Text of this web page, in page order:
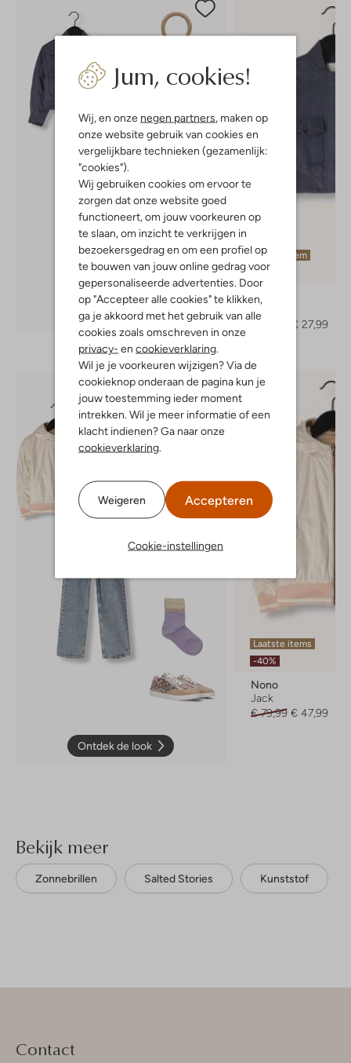
Jum, cookies!
Wij, en onze negen partners, maken op
onze website gebruik van cookies en
vergelijkbare technieken (gezamenlijk:
"cookies").
Wij gebruiken cookies om ervoor te
zorgen dat onze website goed
functioneert, om jouw voorkeuren op
te slaan, om inzicht te verkrijgen in
bezoekersgedrag en om een profiel op
te bouwen van jouw online gedrag voor
gepersonaliseerde advertenties. Door
op "Accepteer alle cookies" te klikken,
ga je akkoord met het gebruik van alle
cookies zoals omschreven in onze
privacy- en cookieverklaring.
Wil je je voorkeuren wijzigen? Via de
cookieknop onderaan de pagina kun je
jouw toestemming ieder moment
intrekken. Wil je meer informatie of een
klacht indienen? Ga naar onze
cookieverklaring.
Weigeren Accepteren
Cookie-instellingen
Ontdek de look
Laatste item
-60%
Raizzed
Jack
€ 27,99
Ontdek de look
Laatste items
-40%
Nono
Jack
€ 79,99 € 47,99
Bekijk meer
Zonnebrillen Salted Stories Kunststof
Contact